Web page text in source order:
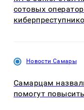
сотовых
Новости Самары
Самарцам
помогут